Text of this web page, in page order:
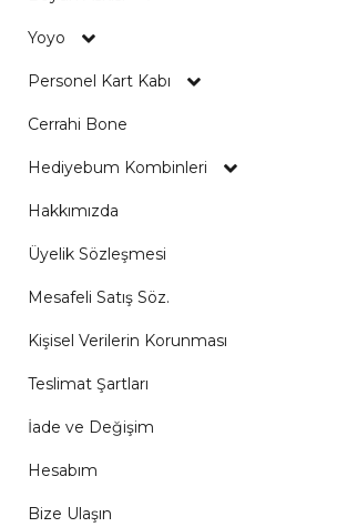
Yoyo
Personel Kart Kabı
Cerrahi Bone
Hediyebum Kombinleri
Hakkımızda
Üyelik Sözleşmesi
Mesafeli Satış Söz.
Kişisel Verilerin Korunması
Teslimat Şartları
İade ve Değişim
Hesabım
Bize Ulaşın